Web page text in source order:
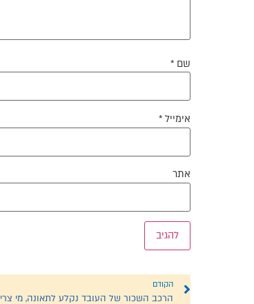
שם *
אימייל *
אתר
הקודם
הרכב השכור של העובד נקלע לתאונה, מי